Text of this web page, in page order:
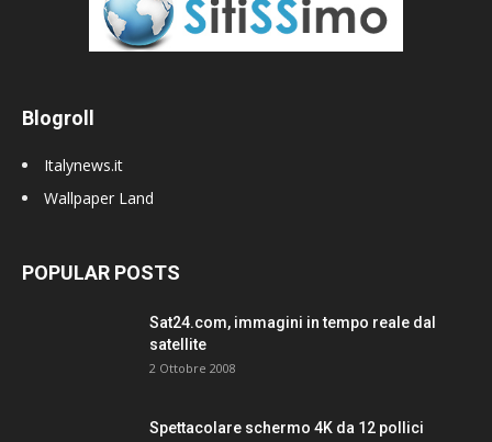
Blogroll
Italynews.it
Wallpaper Land
POPULAR POSTS
Sat24.com, immagini in tempo reale dal
satellite
2 Ottobre 2008
Spettacolare schermo 4K da 12 pollici